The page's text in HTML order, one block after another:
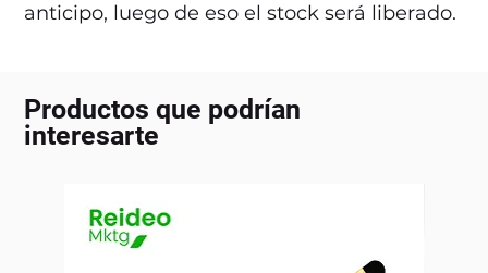
anticipo, luego de eso el stock será liberado.
Productos que podrían
interesarte